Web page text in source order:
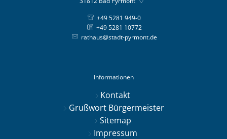
+49 5281 949-0
+49 5281 10772
rathaus@stadt-pyrmont.de
Informationen
Kontakt
Grußwort Bürgermeister
Sitemap
Impressum